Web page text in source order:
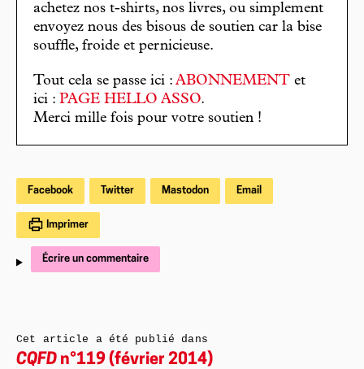
achetez nos t-shirts, nos livres, ou simplement
envoyez nous des bisous de soutien car la bise
souffle, froide et pernicieuse.
Tout cela se passe ici : ABONNEMENT et
ici : PAGE HELLO ASSO.
Merci mille fois pour votre soutien !
Facebook Twitter Mastodon Email
Imprimer
Écrire un commentaire
Cet article a été publié dans
CQFD n°119 (février 2014)